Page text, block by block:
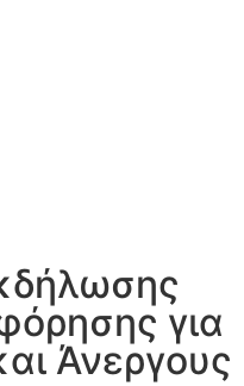
για
Άνεργους